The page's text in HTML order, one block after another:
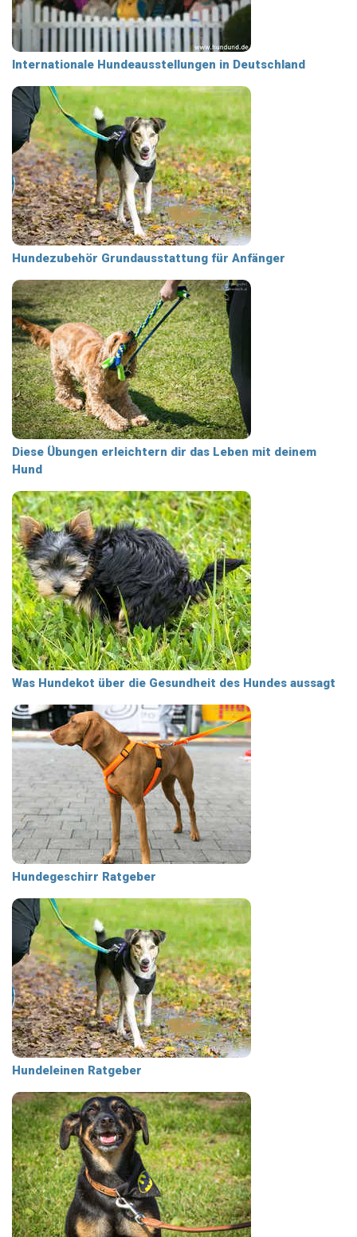
Internationale Hundeausstellungen in Deutschland
Hundezubehör Grundausstattung für Anfänger
Diese Übungen erleichtern dir das Leben mit deinem
Hund
Was Hundekot über die Gesundheit des Hundes aussagt
Hundegeschirr Ratgeber
Hundeleinen Ratgeber